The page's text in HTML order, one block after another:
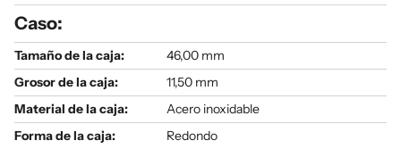
Caso:
Tamaño de la caja:
46,00 mm
Grosor de la caja:
11,50 mm
Material de la caja:
Acero inoxidable
Forma de la caja:
Redondo